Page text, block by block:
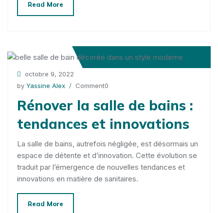
Read More
octobre 9, 2022
by Yassine Alex / Comment0
Rénover la salle de bains :
tendances et innovations
La salle de bains, autrefois négligée, est désormais un
espace de détente et d’innovation. Cette évolution se
traduit par l’émergence de nouvelles tendances et
innovations en matière de sanitaires.
Read More